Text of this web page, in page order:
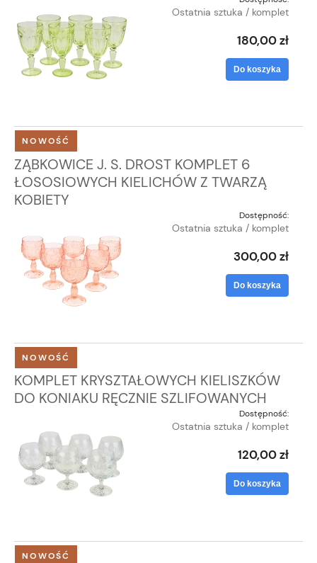
Ostatnia sztuka / komplet
180,00 zł
Do koszyka
ZĄBKOWICE J. S. DROST KOMPLET 6
ŁOSOSIOWYCH KIELICHÓW Z TWARZĄ
KOBIETY
Dostępność:
Ostatnia sztuka / komplet
300,00 zł
Do koszyka
NOWOŚĆ
KOMPLET KRYSZTAŁOWYCH KIELISZKÓW
DO KONIAKU RĘCZNIE SZLIFOWANYCH
Dostępność:
Ostatnia sztuka / komplet
120,00 zł
Do koszyka
NOWOŚĆ
NOWOŚĆ